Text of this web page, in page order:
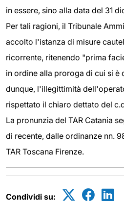
in essere, sino alla data del 31
Per tali ragioni, il Tribunale
accolto l'istanza di misure
ricorrente, ritenendo "prima
in ordine alla proroga di cui si è
dunque, l'illegittimità
rispettato il chiaro dettato del
La pronunzia del TAR Catania
di recente, dalle ordinanze nn.
TAR Toscana Firenze.
Condividi su: